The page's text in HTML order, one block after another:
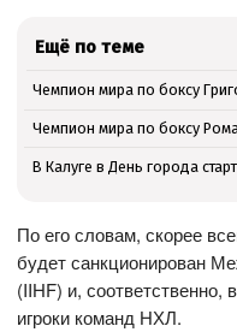
Ещё по теме
Чемпион мира по боксу
Чемпион мира по боксу
В Калуге в День города
По его словам, скорее
будет санкционирован
(IIHF) и, соответственно,
игроки команд НХЛ.